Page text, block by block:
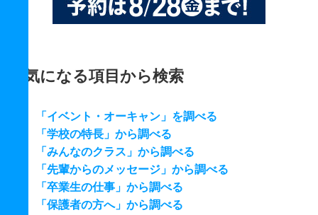
気になる項目から検索
「イベント・オーキャン」を調べる
「学校の特長」から調べる
「みんなのクラス」から調べる
「先輩からのメッセージ」から調べる
「卒業生の仕事」から調べる
「保護者の方へ」から調べる